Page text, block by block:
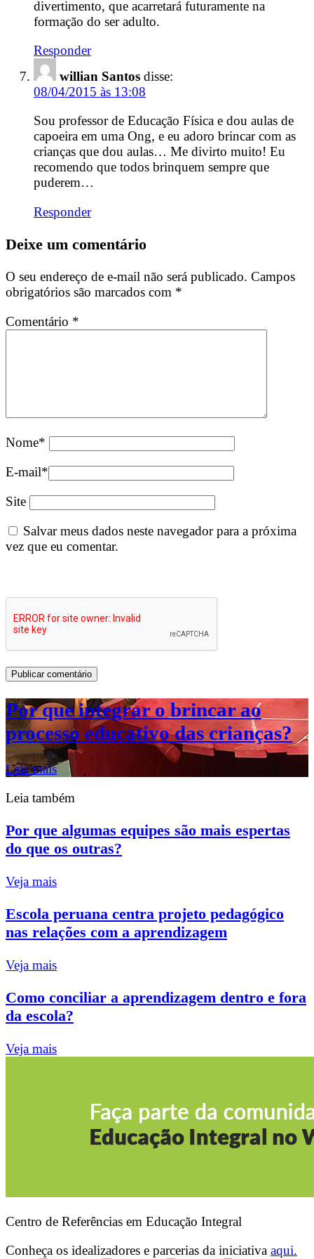
divertimento, que acarretará futuramente na
formação do ser adulto.
Responder
willian Santos disse:
08/04/2015 às 13:08
Sou professor de Educação Física e dou aulas de
capoeira em uma Ong, e eu adoro brincar com as
crianças que dou aulas… Me divirto muito! Eu
recomendo que todos brinquem sempre que
puderem…
Responder
Deixe um comentário
O seu endereço de e-mail não será publicado. Campos
obrigatórios são marcados com *
Comentário *
Nome*
E-mail*
Site
Salvar meus dados neste navegador para a próxima
vez que eu comentar.
Por que integrar o brincar ao
processo educativo das crianças?
Leia mais
Leia também
Por que algumas equipes são mais espertas
do que os outras?
Veja mais
Escola peruana centra projeto pedagógico
nas relações com a aprendizagem
Veja mais
Como conciliar a aprendizagem dentro e fora
da escola?
Veja mais
Centro de Referências em Educação Integral
Conheça os idealizadores e parcerias da iniciativa aqui.